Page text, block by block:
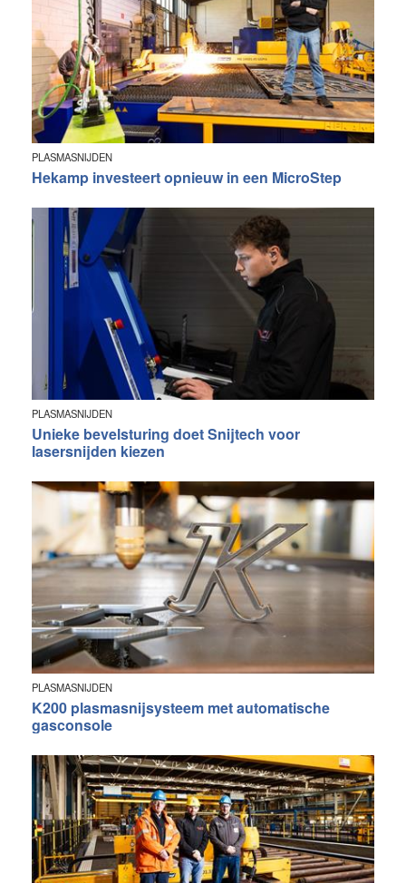
PLASMASNIJDEN
Hekamp investeert opnieuw in een MicroStep
PLASMASNIJDEN
Unieke bevelsturing doet Snijtech voor
lasersnijden kiezen
PLASMASNIJDEN
K200 plasmasnijsysteem met automatische
gasconsole